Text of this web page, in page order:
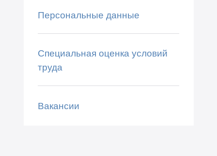
Персональные данные
Специальная оценка условий
труда
Вакансии